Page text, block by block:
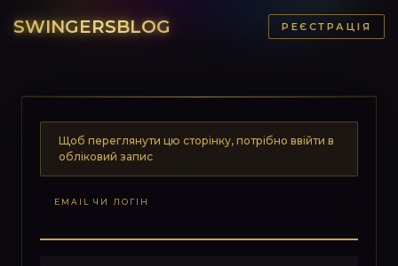
SWINGERSBLOG РЕЄСТРАЦІЯ
Щоб переглянути цю сторінку, потрібно ввійти в
обліковий запис
EMAIL ЧИ ЛОГІН